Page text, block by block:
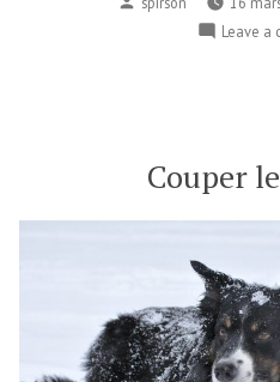
Leave a
Couper